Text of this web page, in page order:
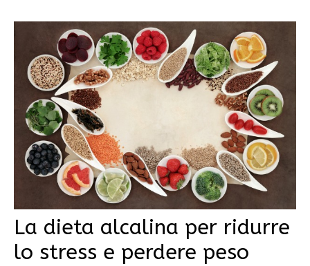
La dieta alcalina per ridurre
lo stress e perdere peso